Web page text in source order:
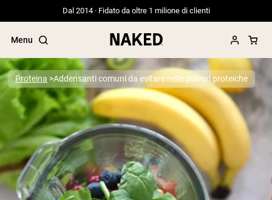
Dal 2014 · Fidato da oltre 1 milione di clienti
Menu
Termini di ricerca popolari
”Protein Powder“
”Overnight Oats“
”Vegan protein“
”Collagen“
”Micellar Casein“
Proteina Addensanti comuni da evitare nelle polveri proteiche